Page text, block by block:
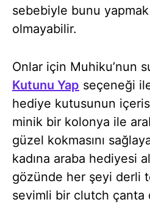
sebebiyle bunu
olmayabilir.
Onlar için Muhiku’nun
Kutunu Yap seçeneği
hediye kutusunun
minik bir kolonya ile
güzel kokmasını
kadına araba hediyesi
gözünde her şeyi derli
sevimli bir clutch çanta